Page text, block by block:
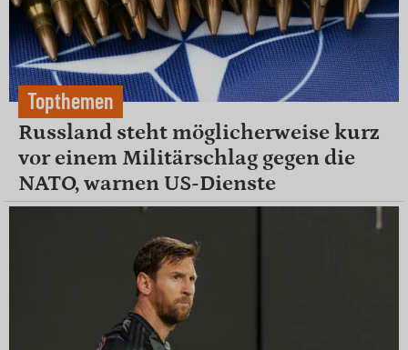
Topthemen
Russland steht möglicherweise kurz
vor einem Militärschlag gegen die
NATO, warnen US-Dienste